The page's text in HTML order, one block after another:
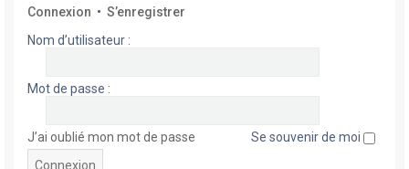
Connexion • S’enregistrer
Nom d’utilisateur :
Mot de passe :
J’ai oublié mon mot de passe Se souvenir de moi